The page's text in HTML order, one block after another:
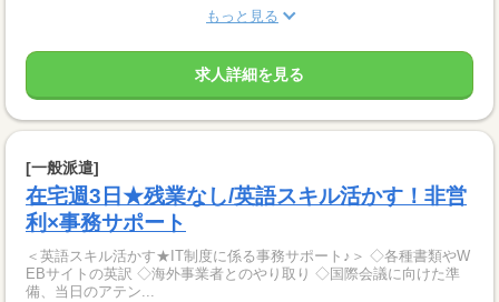
もっと見る
求人詳細を見る
[一般派遣]
在宅週3日★残業なし/英語スキル活かす！非営
利×事務サポート
＜英語スキル活かす★IT制度に係る事務サポート♪＞ ◇各種書類やW
EBサイトの英訳 ◇海外事業者とのやり取り ◇国際会議に向けた準
備、当日のアテン...